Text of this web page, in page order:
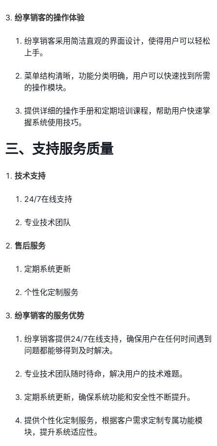
纷享销客的操作体验
纷享销客采用简洁直观的界面设计，使得用户可以轻松
上手。
菜单结构清晰，功能分类明确，用户可以快速找到所需
的操作模块。
提供详细的操作手册和定期培训课程，帮助用户快速掌
握系统使用技巧。
三、支持服务质量
技术支持
24/7在线支持
专业技术团队
售后服务
定期系统更新
个性化定制服务
纷享销客的服务优势
纷享销客提供24/7在线支持，确保用户在任何时间遇到
问题都能够得到及时解决。
专业技术团队随时待命，解决用户的技术难题。
定期系统更新，确保系统功能和安全性不断提升。
提供个性化定制服务，根据客户需求定制专属功能模
块，提升系统适应性。